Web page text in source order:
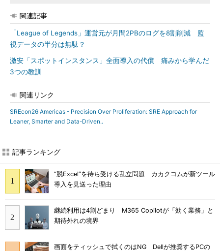
関連記事
「League of Legends」運営元が月間2PBのログを8割削減 監
視データの半分は無駄？
激安「スポットインスタンス」全面導入の代償 痛みから学んだ
3つの教訓
関連リンク
SREcon26 Americas - Precision Over Proliferation: SRE Approach for
Leaner, Smarter and Data-Driven..
記事ランキング
“脱Excel”を待ち受ける乱立問題 カカクコムが新ツール
導入を見送った理由
継続利用は4割どまり M365 Copilotが「効く業務」と
期待外れの境界
画面をティッシュで拭くのはNG Dellが推奨するPCの